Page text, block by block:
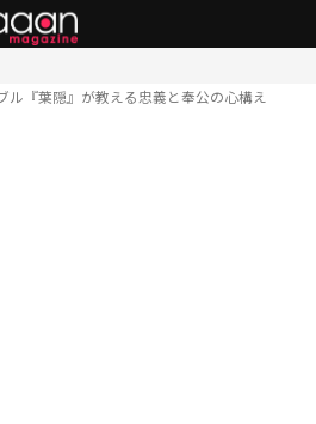
『葉隠』が教える忠義と奉公の心構え